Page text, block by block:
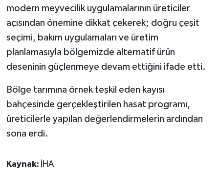
modern meyvecilik uygulamalarının üreticiler
açısından önemine dikkat çekerek; doğru çeşit
seçimi, bakım uygulamaları ve üretim
planlamasıyla bölgemizde alternatif ürün
deseninin güçlenmeye devam ettiğini ifade etti.
Bölge tarımına örnek teşkil eden kayısı
bahçesinde gerçekleştirilen hasat programı,
üreticilerle yapılan değerlendirmelerin ardından
sona erdi.
Kaynak: İHA